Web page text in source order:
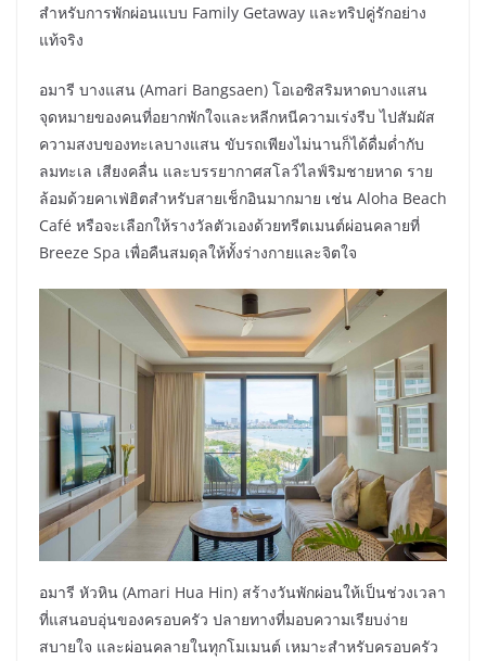
สำหรับการพักผ่อนแบบ Family Getaway และทริปคู่รักอย่าง
แท้จริง
อมารี บางแสน (Amari Bangsaen) โอเอซิสริมหาดบางแสน
จุดหมายของคนที่อยากพักใจและหลีกหนีความเร่งรีบ ไปสัมผัส
ความสงบของทะเลบางแสน ขับรถเพียงไม่นานก็ได้ดื่มด่ำกับ
ลมทะเล เสียงคลื่น และบรรยากาศสโลว์ไลฟ์ริมชายหาด ราย
ล้อมด้วยคาเฟ่ฮิตสำหรับสายเช็กอินมากมาย เช่น Aloha Beach
Café หรือจะเลือกให้รางวัลตัวเองด้วยทรีตเมนต์ผ่อนคลายที่
Breeze Spa เพื่อคืนสมดุลให้ทั้งร่างกายและจิตใจ
อมารี หัวหิน (Amari Hua Hin) สร้างวันพักผ่อนให้เป็นช่วงเวลา
ที่แสนอบอุ่นของครอบครัว ปลายทางที่มอบความเรียบง่าย
สบายใจ และผ่อนคลายในทุกโมเมนต์ เหมาะสำหรับครอบครัว